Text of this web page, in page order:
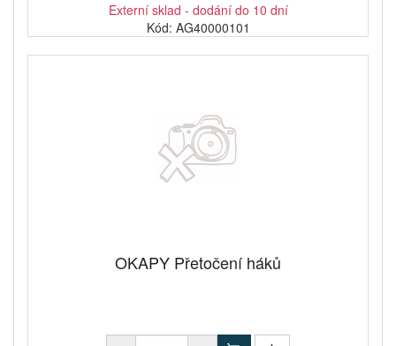
Externí sklad - dodání do 10 dní
Kód: AG40000101
OKAPY Přetočení háků